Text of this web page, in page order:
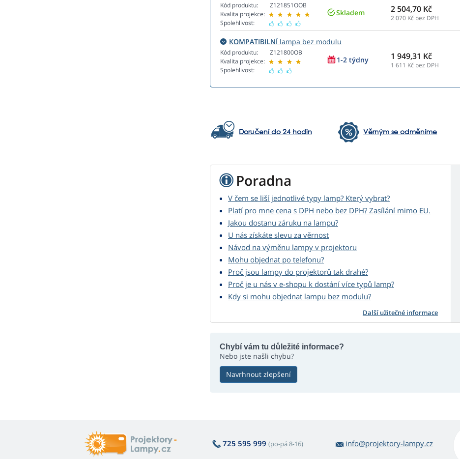
Kód produktu:
Kvalita projekce:
Spolehlivost:
Z121851OOB
Skladem 2 504,70 Kč
2 070 Kč bez DPH
KOMPATIBILNÍlampa bez modulu
Kód produktu:
Kvalita projekce:
Spolehlivost:
Z121800OB
1-2 týdny 1 949,31 Kč
1 611 Kč bez DPH
Doručení do 24 hodin Věrným se odměníme
Poradna
V čem se liší jednotlivé typy lamp? Který vybrat?
Platí pro mne cena s DPH nebo bez DPH? Zasílání mimo EU.
Jakou dostanu záruku na lampu?
U nás získáte slevu za věrnost
Návod na výměnu lampy v projektoru
Mohu objednat po telefonu?
Proč jsou lampy do projektorů tak drahé?
Proč je u nás v e-shopu k dostání více typů lamp?
Kdy si mohu objednat lampu bez modulu?
Další užitečné informace
Chybí vám tu důležité informace?
Nebo jste našli chybu?
Navrhnout zlepšení
725 595 999 (po-pá 8-16) info@projektory-lampy.cz